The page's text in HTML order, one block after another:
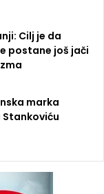
Cilj je da
postane još jači
marka
Stankoviću